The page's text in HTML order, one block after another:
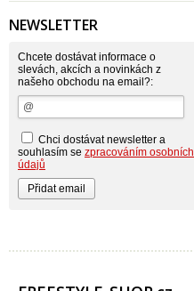
Afton Shoes
Alias
Alpinestars
Answer
Arnette
ASP Swiss Snowscoot
Asterisk
Atomlab
Axo
Baradine
BIKE WORK
Bionicon
Blackbird
NEWSLETTER
Chcete dostávat informace o
slevách, akcích a novinkách z
našeho obchodu na email?:
Chci dostávat newsletter a
souhlasím se zpracováním osobních
údajů